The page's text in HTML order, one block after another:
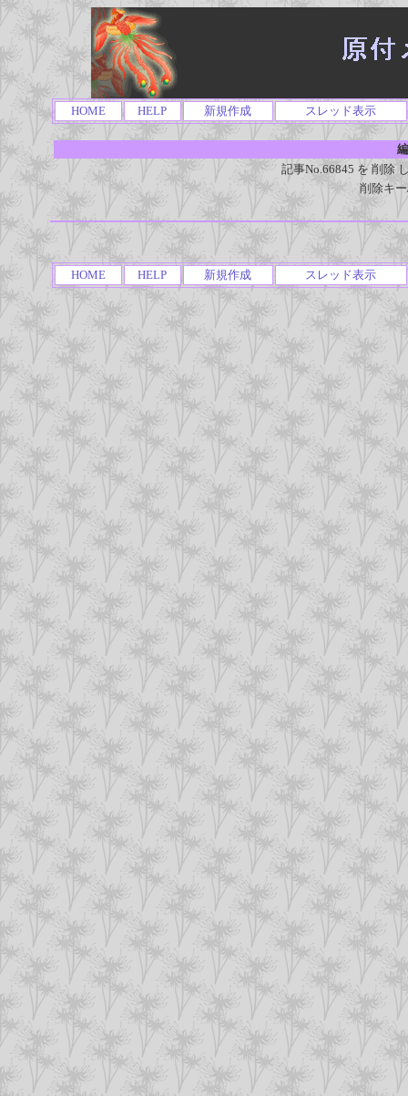
HOME HELP 新規作成 スレッド表示
記事No.66845 を 削除
削除キ
HOME HELP 新規作成 スレッド表示